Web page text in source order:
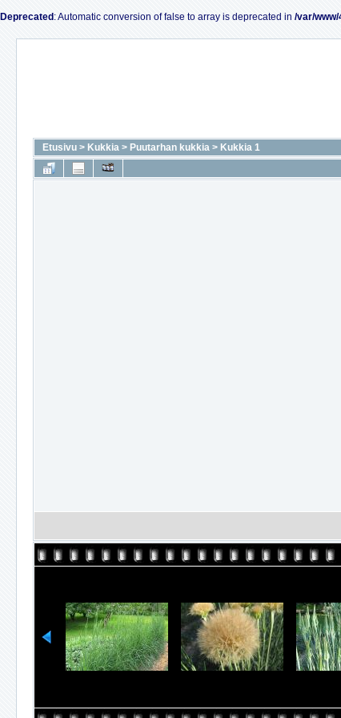
Deprecated : Automatic conversion of false to array is deprecated in /var/
Etusivu > Kukkia > Puutarhan kukkia > Kukkia 1